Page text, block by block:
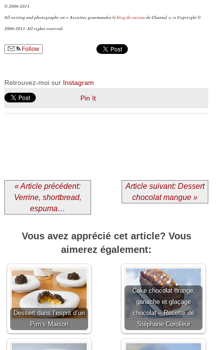
© 2006-2011 .
All writing and photography on « Assiettes gourmandes leblog de cuisinede Chantal », is Copyright ©
2006-2011. All rights reserved.
Follow
Retrouvez-moi sur Instagram
Pin It
« Article précédent:
Verrine, shortbread,
espuma…
Article suivant: Dessert
chocolat mangue »
Vous avez apprécié cet article? Vous
aimerez également:
Dessert dans l’esprit d’un
Pim’s Maison
Cake chocolat orange,
ganache et glaçage
chocolat – Recette de
Stéphane Corolleur